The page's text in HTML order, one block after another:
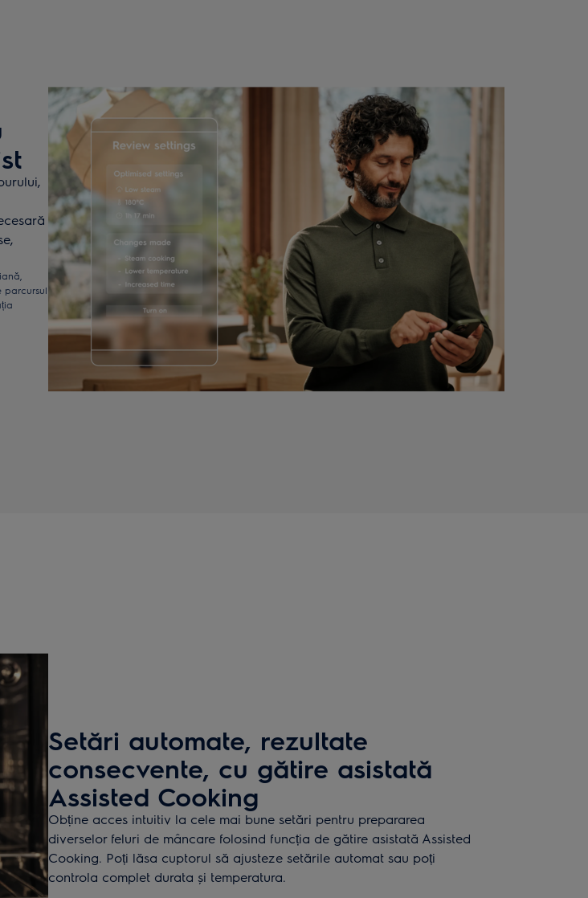
parcursul
Setări automate, rezultate
consecvente, cu gătire asistată
Assisted Cooking
Obține acces intuitiv la cele mai bune setări pentru prepararea
diverselor feluri de mâncare folosind funcția de gătire asistată Assisted
Cooking. Poți lăsa cuptorul să ajusteze setările automat sau poți
controla complet durata și temperatura.